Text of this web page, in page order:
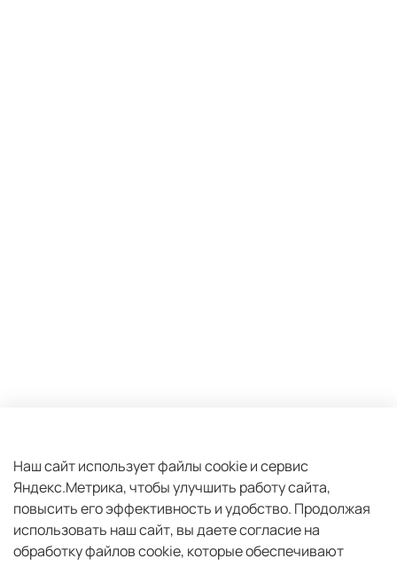
Пользовательское соглашение
Условия обмена и возврата
Плати частями
Обратная связь
Наш сайт использует файлы cookie и сервис
Яндекс.Метрика, чтобы улучшить работу сайта,
повысить его эффективность и удобство. Продолжая
использовать наш сайт, вы даете согласие на
обработку файлов cookie, которые обеспечивают